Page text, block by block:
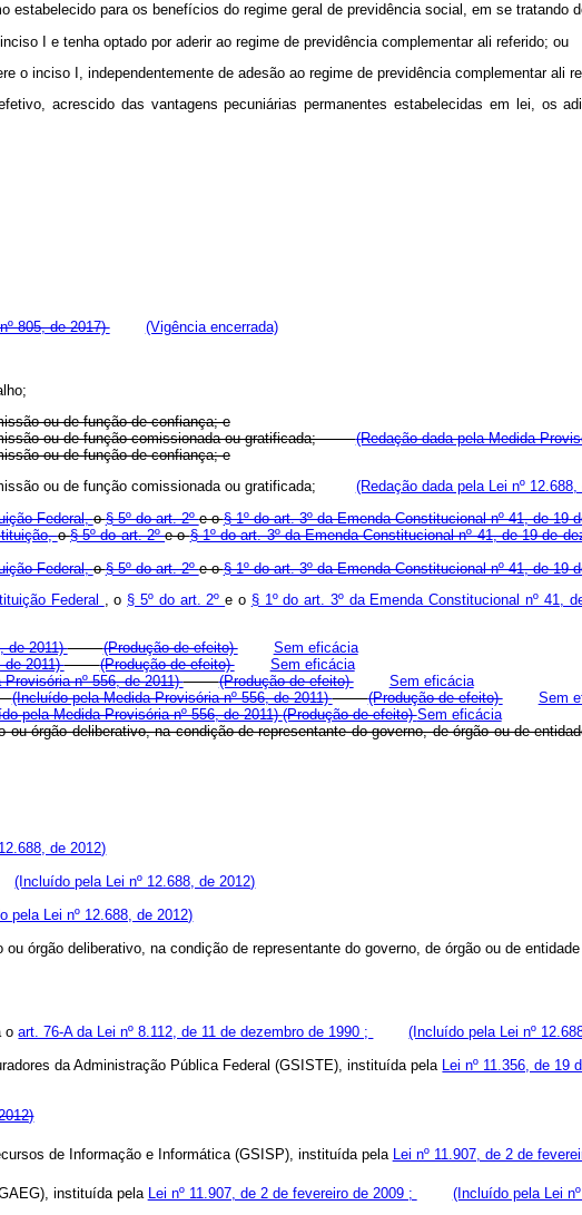
estabelecido para os benefícios do regime geral de previdência social, em se
I e tenha optado por aderir ao regime de previdência complementar ali referido;
o inciso I, independentemente de adesão ao regime de previdência complementar
acrescido das vantagens pecuniárias permanentes estabelecidas em lei, os
805, de 2017)
(Vigência encerrada)
ou de função de confiança; e
ou de função comissionada ou gratificada;(Redação dada pela Medida
ou de função de confiança; e
ou de função comissionada ou gratificada; (Redação dada pela Lei nº 12.688,
Federal,o§ 5º do art. 2ºe o§ 1º do art. 3º da Emenda Constitucional nº 41, de 19
o§ 5º do art. 2ºe o§ 1º do art. 3º da Emenda Constitucional nº 41, de 19 de
Federal,o§ 5º do art. 2ºe o§ 1º do art. 3º da Emenda Constitucional nº 41, de 19
Federal , o § 5º do art. 2ºe o § 1º do art. 3º da Emenda Constitucional nº 41,
de 2011) (Produção de efeito)
Sem eficácia
de 2011) (Produção de efeito)
Sem eficácia
nº 556, de 2011) (Produção de efeito)
Sem eficácia
(Incluído pela Medida Provisória nº 556, de 2011) (Produção de efeito)
Sem
pela Medida Provisória nº 556, de 2011)(Produção de efeito)Sem eficácia
ou órgão deliberativo, na condição de representante do governo, de órgão ou de
de 2012)
(Incluído pela Lei nº 12.688, de 2012)
pela Lei nº 12.688, de 2012)
ou órgão deliberativo, na condição de representante do governo, de órgão ou de
oart. 76-A da Lei nº 8.112, de 11 de dezembro de 1990 ;
(Incluído pela Lei nº
da Administração Pública Federal (GSISTE), instituída pela Lei nº 11.356, de 19
de Informação e Informática (GSISP), instituída pela Lei nº 11.907, de 2 de
instituída pela Lei nº 11.907, de 2 de fevereiro de 2009 ; (Incluído pela Lei